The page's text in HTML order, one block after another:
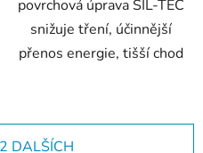
povrchová úprava SIL-TEC
snižuje tření, účinnější
přenos energie, tišší chod
DALŠÍCH